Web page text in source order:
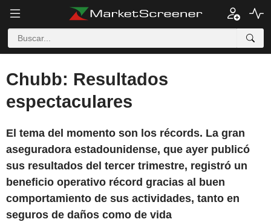
Chubb: Resultados
espectaculares
El tema del momento son los récords. La gran
aseguradora estadounidense, que ayer publicó
sus resultados del tercer trimestre, registró un
beneficio operativo récord gracias al buen
comportamiento de sus actividades, tanto en
seguros de daños como de vida